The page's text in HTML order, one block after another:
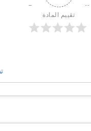
تقييم المادة